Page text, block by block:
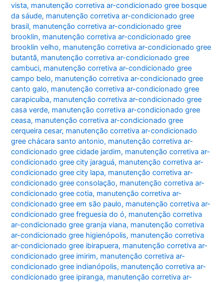
vista, manutenção corretiva ar-condicionado gree bosque
da sáude, manutenção corretiva ar-condicionado gree
brasil, manutenção corretiva ar-condicionado gree
brooklin, manutenção corretiva ar-condicionado gree
brooklin velho, manutenção corretiva ar-condicionado gree
butantã, manutenção corretiva ar-condicionado gree
cambuci, manutenção corretiva ar-condicionado gree
campo belo, manutenção corretiva ar-condicionado gree
canto galo, manutenção corretiva ar-condicionado gree
carapicuíba, manutenção corretiva ar-condicionado gree
casa verde, manutenção corretiva ar-condicionado gree
ceasa, manutenção corretiva ar-condicionado gree
cerqueira cesar, manutenção corretiva ar-condicionado
gree chácara santo antonio, manutenção corretiva ar-
condicionado gree cidade jardim, manutenção corretiva ar-
condicionado gree city jaraguá, manutenção corretiva ar-
condicionado gree city lapa, manutenção corretiva ar-
condicionado gree consolação, manutenção corretiva ar-
condicionado gree cotia, manutenção corretiva ar-
condicionado gree em são paulo, manutenção corretiva ar-
condicionado gree freguesia do ó, manutenção corretiva
ar-condicionado gree granja viana, manutenção corretiva
ar-condicionado gree higienópolis, manutenção corretiva
ar-condicionado gree ibirapuera, manutenção corretiva ar-
condicionado gree imirim, manutenção corretiva ar-
condicionado gree indianópolis, manutenção corretiva ar-
condicionado gree ipiranga, manutenção corretiva ar-